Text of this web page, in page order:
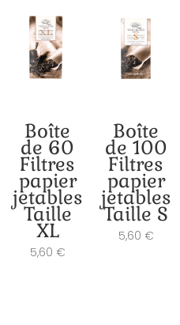
Boîte
de 60
Filtres
papier
jetables
Taille
XL
5,60 €
Boîte
de 100
Filtres
papier
jetables
Taille S
5,60 €